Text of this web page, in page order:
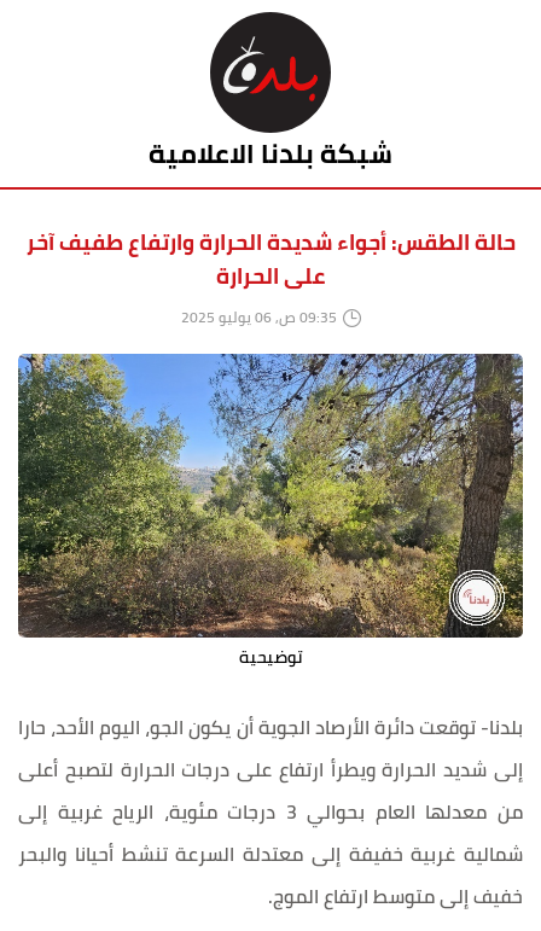
شبكة بلدنا الاعلامية
حالة الطقس: أجواء شديدة الحرارة وارتفاع طفيف آخر
على الحرارة
09:35 ص, 06 يوليو 2025
توضيحية
بلدنا- توقعت دائرة الأرصاد الجوية أن يكون الجو، اليوم الأحد، حارا
إلى شديد الحرارة ويطرأ ارتفاع على درجات الحرارة لتصبح أعلى
من معدلها العام بحوالي 3 درجات مئوية، الرياح غربية إلى
شمالية غربية خفيفة إلى معتدلة السرعة تنشط أحيانا والبحر
خفيف إلى متوسط ارتفاع الموج.